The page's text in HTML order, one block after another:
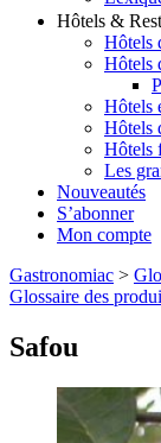
Hôtels &
Hôtels
Hôtels
Hôtels
Hôtels
Hôtels
Les
Nouveautés
S’abonner
Mon compte
Gastronomiac >
Glossaire des
Safou